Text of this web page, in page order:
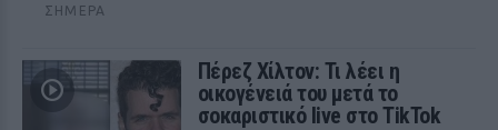
ΣΉΜΕΡΑ
Πέρεζ Χίλτον: Τι λέει η
οικογένειά του μετά το
σοκαριστικό live στο TikTok